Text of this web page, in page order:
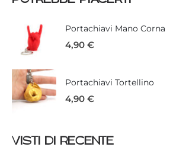
Portachiavi Mano Corna
4,90 €
Portachiavi Tortellino
4,90 €
VISTI DI RECENTE